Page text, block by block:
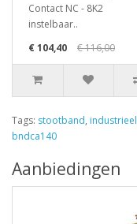
Contact NC - 8K2
instelbaar..
€ 104,40
€ 116,00
Tags: stootband, industrieel
bndca140
Aanbiedingen